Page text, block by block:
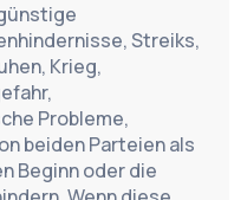
Streiks,
Krieg,
Probleme,
beiden Parteien als
Beginn oder die